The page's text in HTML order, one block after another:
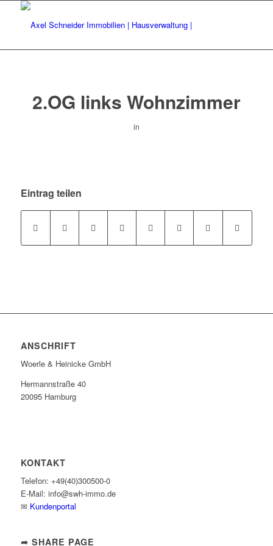
2.OG links Wohnzimmer
in
Eintrag teilen
ANSCHRIFT
Woerle & Heinicke GmbH
Hermannstraße 40
20095 Hamburg
KONTAKT
Telefon: +49(40)300500-0
E-Mail: info@swh-immo.de
✉ Kundenportal
➦ SHARE PAGE